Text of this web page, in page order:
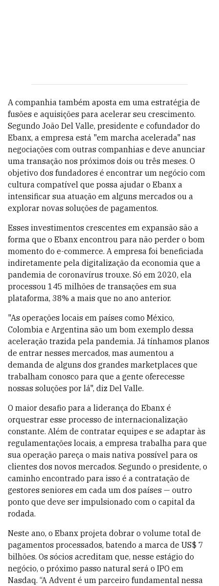
A companhia também aposta em uma estratégia de
fusões e aquisições para acelerar seu crescimento.
Segundo João Del Valle, presidente e cofundador do
Ebanx, a empresa está "em marcha acelerada" nas
negociações com outras companhias e deve anunciar
uma transação nos próximos dois ou três meses. O
objetivo dos fundadores é encontrar um negócio com
cultura compatível que possa ajudar o Ebanx a
intensificar sua atuação em alguns mercados ou a
explorar novas soluções de pagamentos.
Esses investimentos crescentes em expansão são a
forma que o Ebanx encontrou para não perder o bom
momento do e-commerce. A empresa foi beneficiada
indiretamente pela digitalização da economia que a
pandemia de coronavírus trouxe. Só em 2020, ela
processou 145 milhões de transações em sua
plataforma, 38% a mais que no ano anterior.
"As operações locais em países como México,
Colombia e Argentina são um bom exemplo dessa
aceleração trazida pela pandemia. Já tínhamos planos
de entrar nesses mercados, mas aumentou a
demanda de alguns dos grandes marketplaces que
trabalham conosco para que a gente oferecesse
nossas soluções por lá", diz Del Valle.
O maior desafio para a liderança do Ebanx é
orquestrar esse processo de internacionalização
constante. Além de contratar equipes e se adaptar às
regulamentações locais, a empresa trabalha para que
sua operação pareça o mais nativa possível para os
clientes dos novos mercados. Segundo o presidente, o
caminho encontrado para isso é a contratação de
gestores seniores em cada um dos países — outro
ponto que deve ser impulsionado com o capital da
rodada.
Neste ano, o Ebanx projeta dobrar o volume total de
pagamentos processados, batendo a marca de US$ 7
bilhões. Os sócios acreditam que, nesse estágio do
negócio, o próximo passo natural será o IPO em
Nasdaq. “A Advent é um parceiro fundamental nessa